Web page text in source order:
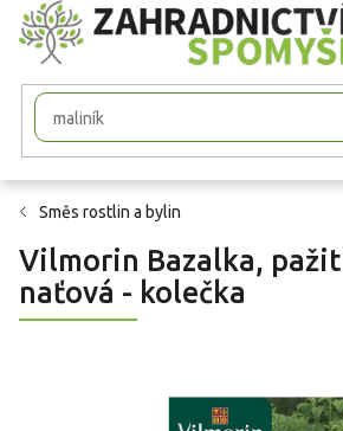
Přejít
na
obsah
Směs rostlin a bylin
Vilmorin Bazalka,
naťová - kolečka